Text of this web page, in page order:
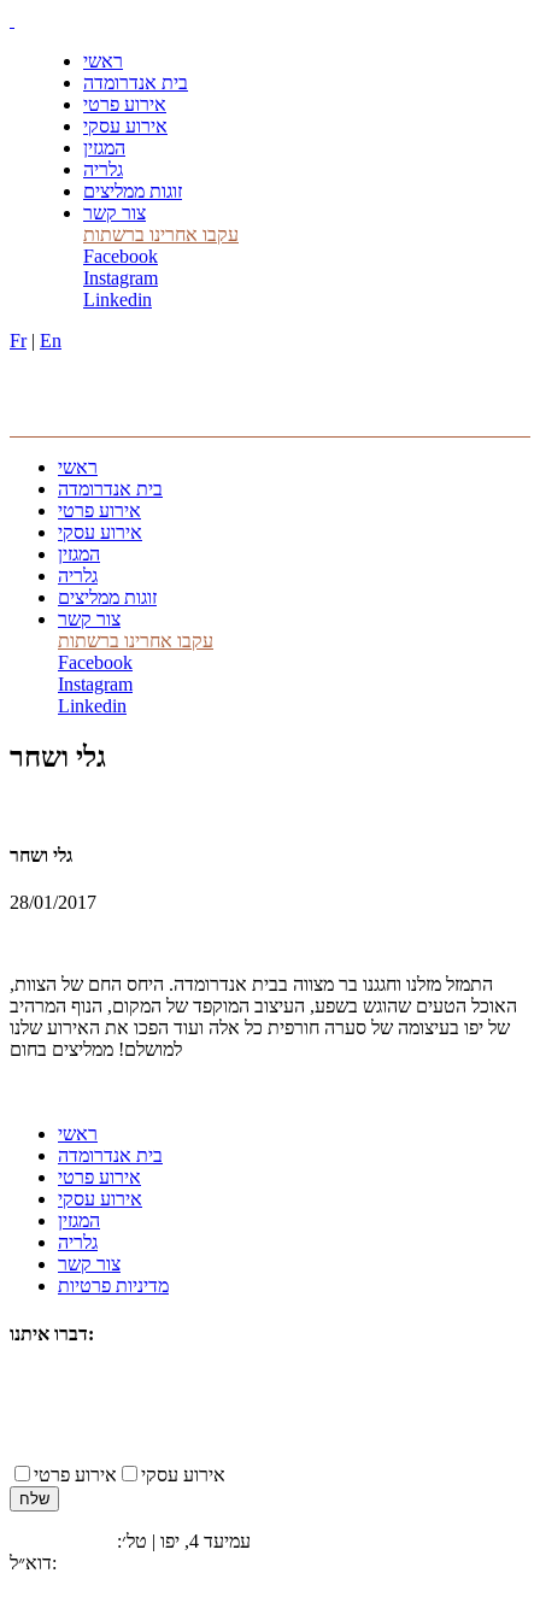
ראשי
בית אנדרומדה
אירוע פרטי
אירוע עסקי
המגזין
גלריה
זוגות ממליצים
צור קשר
עקבו אחרינו ברשתות
Facebook
Instagram
Linkedin
Fr| En
ראשי
בית אנדרומדה
אירוע פרטי
אירוע עסקי
המגזין
גלריה
זוגות ממליצים
צור קשר
עקבו אחרינו ברשתות
Facebook
Instagram
Linkedin
גלי ושחר
גלי ושחר
28/01/2017
התמזל מזלנו וחגגנו בר מצווה בבית אנדרומדה. היחס החם של הצוות,
האוכל הטעים שהוגש בשפע, העיצוב המוקפד של המקום, הנוף המרהיב
של יפו בעיצומה של סערה חורפית כל אלה ועוד הפכו את האירוע שלנו
למושלם! ממליצים בחום
ראשי
בית אנדרומדה
אירוע פרטי
אירוע עסקי
המגזין
גלריה
צור קשר
מדיניות פרטיות
דברו איתנו:
אירוע עסקי אירוע פרטי
עמיעד 4, יפו | טל׳:
דוא״ל: